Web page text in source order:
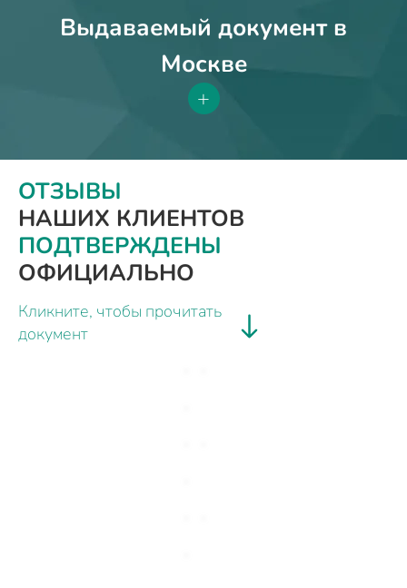
Выдаваемый документ в
Москве
+
ОТЗЫВЫ
НАШИХ КЛИЕНТОВ
ПОДТВЕРЖДЕНЫ
ОФИЦИАЛЬНО
Кликните, чтобы прочитать
документ